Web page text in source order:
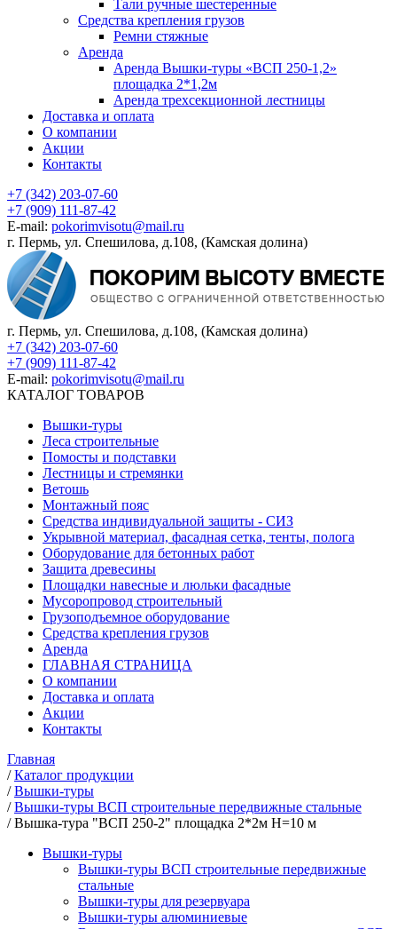
Тали ручные шестеренные
Средства крепления грузов
Ремни стяжные
Аренда
Аренда Вышки-туры «ВСП 250-1,2»
площадка 2*1,2м
Аренда трехсекционной лестницы
Доставка и оплата
О компании
Акции
Контакты
+7 (342) 203-07-60
+7 (909) 111-87-42
E-mail: pokorimvisotu@mail.ru
г. Пермь, ул. Спешилова, д.108, (Камская долина)
г. Пермь, ул. Спешилова, д.108, (Камская долина)
+7 (342) 203-07-60
+7 (909) 111-87-42
E-mail: pokorimvisotu@mail.ru
КАТАЛОГ ТОВАРОВ
Вышки-туры
Леса строительные
Помосты и подставки
Лестницы и стремянки
Ветошь
Монтажный пояс
Средства индивидуальной защиты - СИЗ
Укрывной материал, фасадная сетка, тенты, полога
Оборудование для бетонных работ
Защита древесины
Площадки навесные и люльки фасадные
Мусоропровод строительный
Грузоподъемное оборудование
Средства крепления грузов
Аренда
ГЛАВНАЯ СТРАНИЦА
О компании
Доставка и оплата
Акции
Контакты
Главная
/Каталог продукции
/Вышки-туры
/Вышки-туры ВСП строительные передвижные стальные
/Вышка-тура "ВСП 250-2" площадка 2*2м Н=10 м
Вышки-туры
Вышки-туры ВСП строительные передвижные
стальные
Вышки-туры для резервуара
Вышки-туры алюминиевые